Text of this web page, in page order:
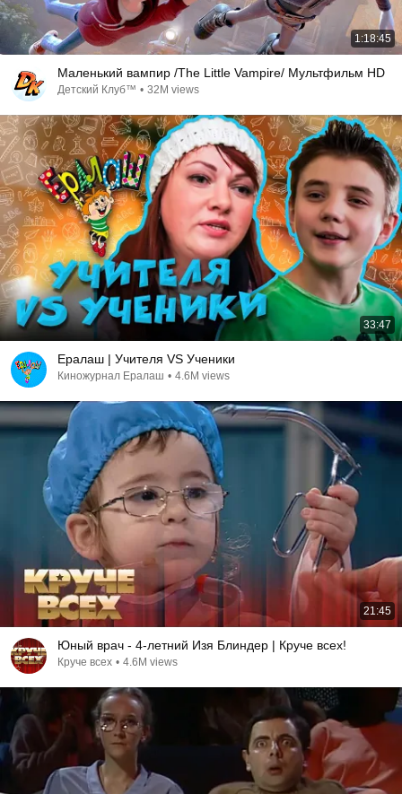
1:18:45
Маленький вампир /The Little Vampire/ Мультфильм HD
Детский Клуб™ • 32M views
33:47
Ералаш | Учителя VS Ученики
Киножурнал Ералаш • 4.6M views
21:45
Юный врач - 4-летний Изя Блиндер | Круче всех!
Круче всех • 4.6M views